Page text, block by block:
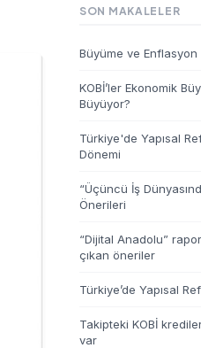
SON MAKALELER
Büyüme ve
KOBİ’ler Ekonomik
Büyüyor?
Türkiye'de Yapısal
Dönemi
“Üçüncü İş
Önerileri
“Dijital Anadolu”
çıkan öneriler
Türkiye’de Yapısal
Takipteki KOBİ
var